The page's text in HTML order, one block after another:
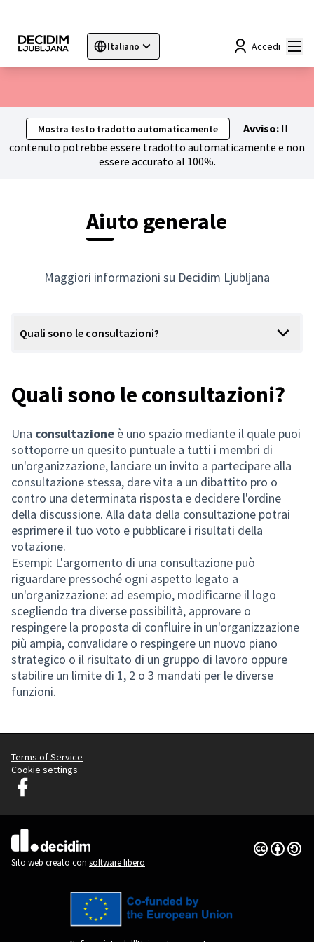
Italiano
Sprache wählen Choisir la langue
Accedi
Mostra testo tradotto automaticamente Avviso: Il
contenuto potrebbe essere tradotto automaticamente e non
essere accurato al 100%.
Aiuto generale
Maggiori informazioni su Decidim Ljubljana
Quali sono le consultazioni?
Quali sono le consultazioni?
Una consultazione è uno spazio mediante il quale puoi
sottoporre un quesito puntuale a tutti i membri di
un'organizzazione, lanciare un invito a partecipare alla
consultazione stessa, dare vita a un dibattito pro o
contro una determinata risposta e decidere l'ordine
della discussione. Alla data della consultazione potrai
esprimere il tuo voto e pubblicare i risultati della
votazione.
Esempi: L'argomento di una consultazione può
riguardare pressoché ogni aspetto legato a
un'organizzazione: ad esempio, modificarne il logo
scegliendo tra diverse possibilità, approvare o
respingere la proposta di confluire in un'organizzazione
più ampia, convalidare o respingere un nuovo piano
strategico o il risultato di un gruppo di lavoro oppure
stabilire un limite di 1, 2 o 3 mandati per le diverse
funzioni.
Terms of Service
Cookie settings
Decidim Ljubljana su Facebook
(Collegamento esterno)
Sito web creato con software libero
Licenza